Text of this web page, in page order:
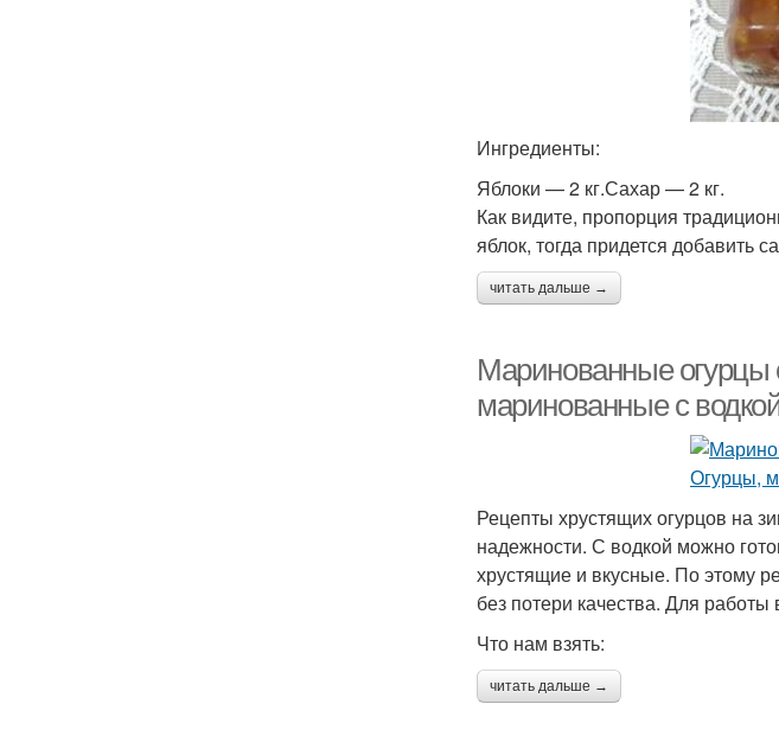
Ингредиенты:
Яблоки — 2 кг.Сахар — 2 кг.
Как видите, пропорция
яблок, тогда придется добавить
читать дальше →
Маринованные огурцы
маринованные с
Рецепты хрустящих огурцов на
надежности. С водкой можно
хрустящие и вкусные. По этому
без потери качества. Для
Что нам взять:
читать дальше →